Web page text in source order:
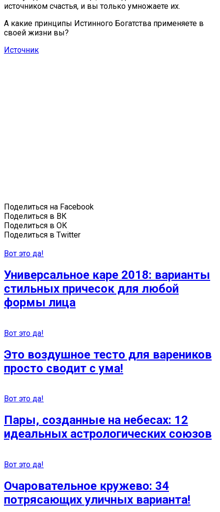
источником счастья, и вы только умножаете их.
А какие принципы Истинного Богатства применяете в
своей жизни вы?
Источник
Поделиться на Facebook
Поделиться в ВК
Поделиться в ОК
Поделиться в Twitter
Вот это да!
Универсальное каре 2018: варианты
стильных причесок для любой
формы лица
Вот это да!
Это воздушное тесто для вареников
просто сводит с ума!
Вот это да!
Пары, созданные на небесах: 12
идеальных астрологических союзов
Вот это да!
Очаровательное кружево: 34
потрясающих уличных варианта!